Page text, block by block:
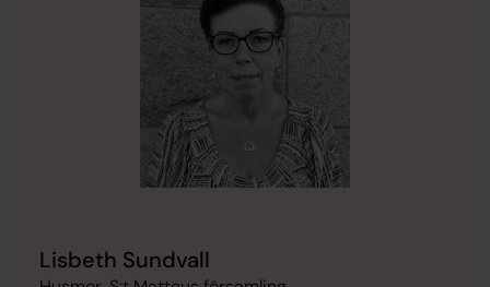
Lisbeth Sundvall